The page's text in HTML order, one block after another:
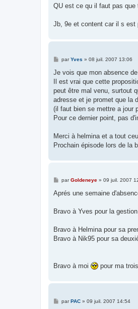
s
g
e
QU est ce qu il faut pas
Jb, 9e et content car il s est
M
s
a
g
parYves » 08 juil. 2007 13:06
Je vois que mon absence
Il est vrai que cette
peut être mal venu, surtout
adresse et je promet que la
(il faut bien se mettre a jour
Pour ce dernier point, pas
Merci à helmina et a tout
Prochain épisode lors de la
M
s
g
parGoldeneye» 09 juil. 2007
Aprés une semaine
Bravo à Yves pour la
Bravo à Helmina pour sa
Bravo à Nik95 pour sa
Bravo à moi pour ma
MparPAC» 09 juil. 2007 14:54